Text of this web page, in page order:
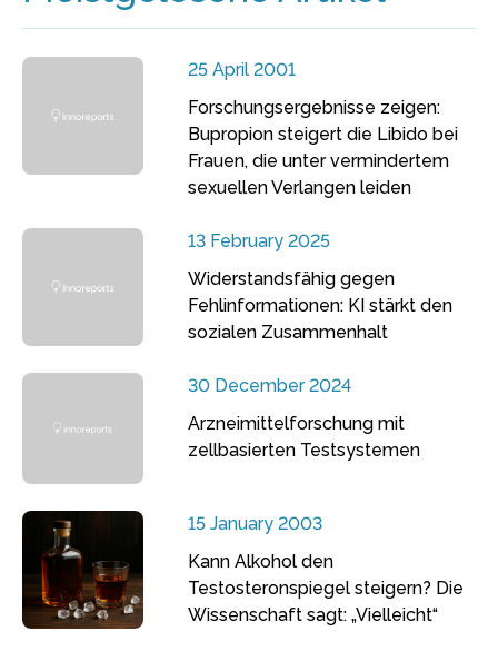
25 April 2001
Forschungsergebnisse zeigen:
Bupropion steigert die Libido bei
Frauen, die unter vermindertem
sexuellen Verlangen leiden
13 February 2025
Widerstandsfähig gegen
Fehlinformationen: KI stärkt den
sozialen Zusammenhalt
30 December 2024
Arzneimittelforschung mit
zellbasierten Testsystemen
15 January 2003
Kann Alkohol den
Testosteronspiegel steigern? Die
Wissenschaft sagt: „Vielleicht“